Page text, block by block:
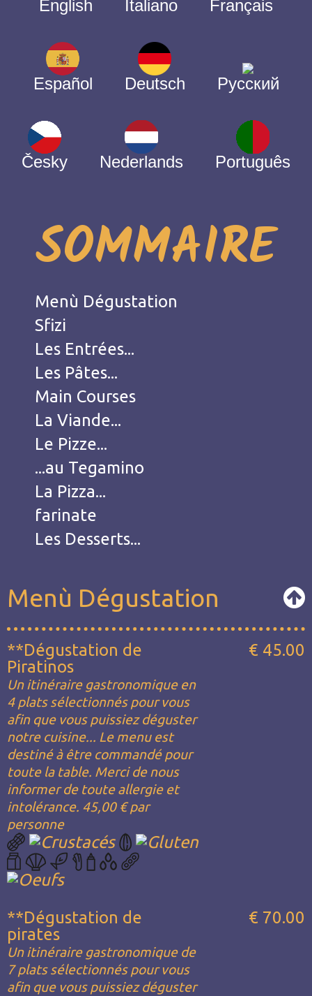
English Italiano Français
Español Deutsch Русский
Česky Nederlands Português
SOMMAIRE
Menù Dégustation
Sfizi
Les Entrées...
Les Pâtes...
Main Courses
La Viande...
Le Pizze...
...au Tegamino
La Pizza...
farinate
Les Desserts...
Menù Dégustation
**Dégustation de
Piratinos
Un itinéraire gastronomique en
4 plats sélectionnés pour vous
afin que vous puissiez déguster
notre cuisine... Le menu est
destiné à être commandé pour
toute la table. Merci de nous
informer de toute allergie et
intolérance. 45,00 € par
personne
€ 45.00
**Dégustation de
pirates
Un itinéraire gastronomique de
7 plats sélectionnés pour vous
afin que vous puissiez déguster
€ 70.00